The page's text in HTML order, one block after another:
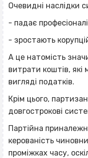
Очевидні наслідки
- падає
- зростають
А це натомість
витрати коштів,
вигляді податків.
Крім цього,
довгострокові
Партійна
керованість
проміжках часу,